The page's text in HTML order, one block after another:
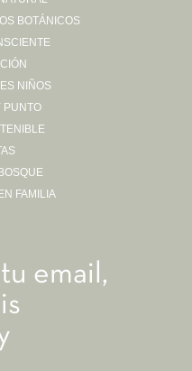
BOTÁNICOS
NIÑOS
PUNTO
FAMILIA
email,